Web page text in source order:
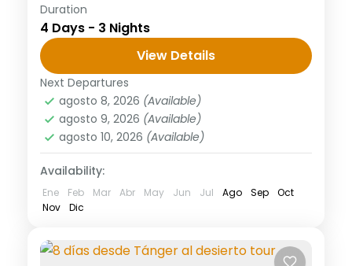
4 días - Ouarzazate al desierto de
Merzouga Día 1: Ouarzazate - Agdez –
Valle del Draa - Gargantas de Mharech
(pista de Dakar)...
Duration
4 Days - 3 Nights
View Details
Next Departures
agosto 8, 2026 (Available)
agosto 9, 2026 (Available)
agosto 10, 2026 (Available)
Availability:
Ene Feb Mar Abr May Jun Jul Ago Sep
Oct
Nov
Dic